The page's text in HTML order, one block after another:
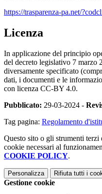
https://trasparenza-pa.net/
Licenza
In applicazione del principio
del decreto legislativo 7
diversamente specificato
dati, i documenti e le
con licenza CC-BY 4.0.
Pubblicato: 29-03-2024 -
Tag pagina: Regolamento
Questo sito o gli strumenti
cookie necessari al
COOKIE POLICY.
Personalizza Rifiuta tutti i
Gestione cookie